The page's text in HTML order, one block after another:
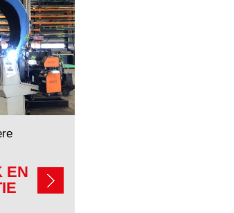
EN